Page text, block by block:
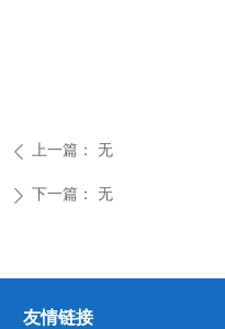
ꄴ 上一篇： 无
ꄲ 下一篇： 无
友情链接